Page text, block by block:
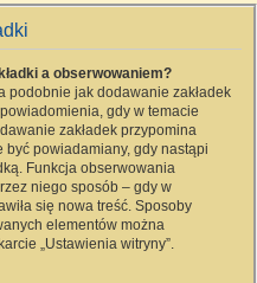
a obserwowaniem?
podobnie jak dodawanie zakładek
gdy w temacie
zakładek przypomina
powiadamiany, gdy nastąpi
Funkcja obserwowania
niego sposób – gdy w
się nowa treść. Sposoby
elementów można
„Ustawienia witryny”.